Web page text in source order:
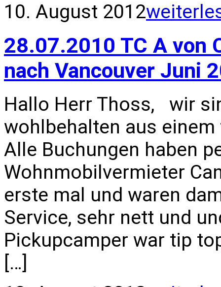
10. August 2012
28.07.2010 TC A von
nach Vancouver Juni
Hallo Herr Thoss, wir
wohlbehalten aus
Alle Buchungen haben
Wohnmobilvermieter
erste mal und waren
Service, sehr nett und
Pickupcamper war tip
[…]